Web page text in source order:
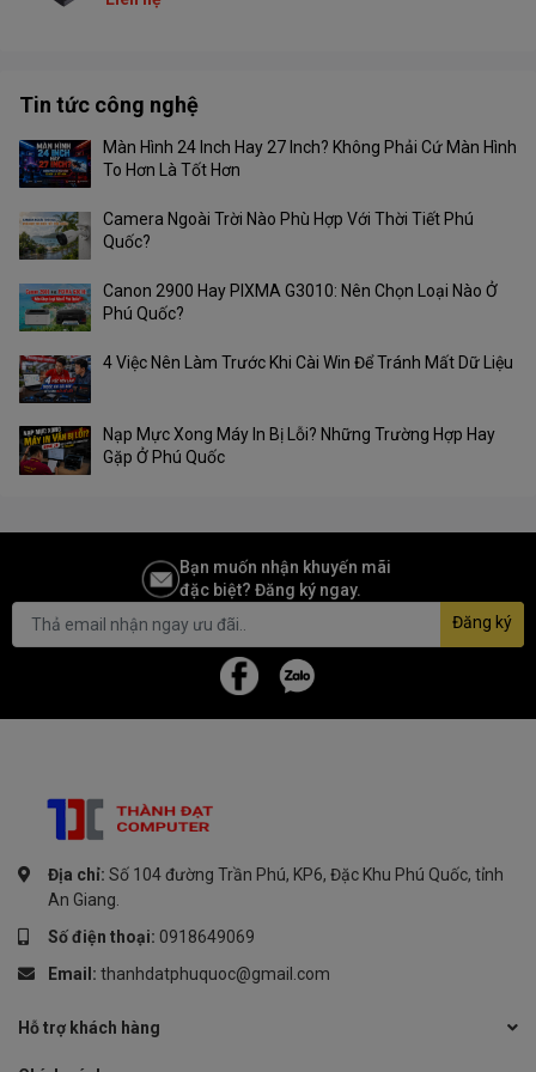
Tin tức công nghệ
Màn Hình 24 Inch Hay 27 Inch? Không Phải Cứ Màn Hình
To Hơn Là Tốt Hơn
Camera Ngoài Trời Nào Phù Hợp Với Thời Tiết Phú
Quốc?
Canon 2900 Hay PIXMA G3010: Nên Chọn Loại Nào Ở
Phú Quốc?
4 Việc Nên Làm Trước Khi Cài Win Để Tránh Mất Dữ Liệu
Nạp Mực Xong Máy In Bị Lỗi? Những Trường Hợp Hay
Gặp Ở Phú Quốc
Bạn muốn nhận khuyến mãi
đặc biệt? Đăng ký ngay.
Đăng ký
Địa chỉ: Số 104 đường Trần Phú, KP6, Đặc Khu Phú Quốc, tỉnh
An Giang.
Số điện thoại: 0918649069
Email: thanhdatphuquoc@gmail.com
Hỗ trợ khách hàng